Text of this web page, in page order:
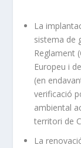
La
sistema de
Reglament
Europeu i
(en
verificació
ambiental
territori de
La